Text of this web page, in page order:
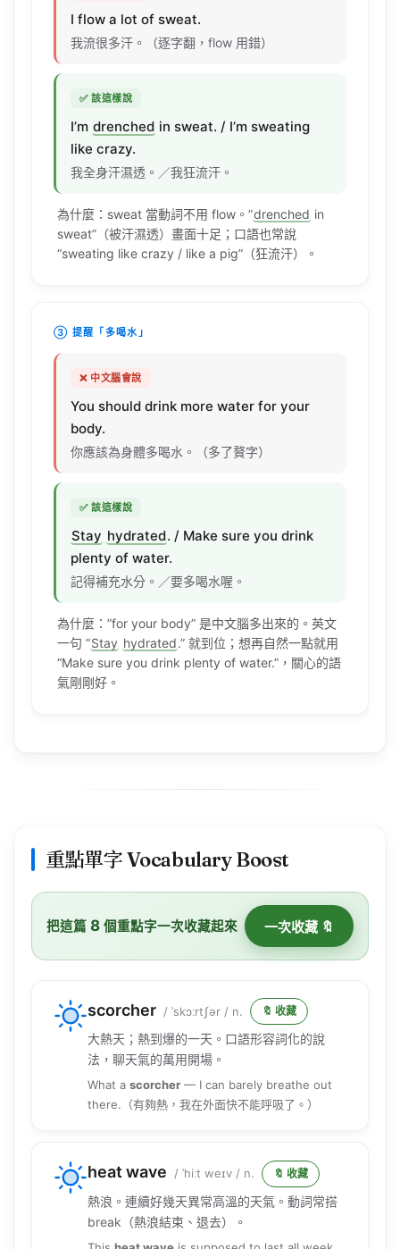
I flow a lot of sweat.
我流很多汗。（逐字翻， flow 用錯）
✅ 該這樣說
I’m drenched in sweat. / I’m sweating
like crazy.
我全身汗濕透。／我狂流汗。
為什麼： sweat 當動詞不用 flow 。”drenched in
sweat”（被汗濕透）畫面十足；口語也常說
“sweating like crazy / like a pig”（狂流汗）。
③ 提醒「多喝水」
❌ 中文腦會說
You should drink more water for your
body.
你應該為身體多喝水。（多了贅字）
✅ 該這樣說
Stay hydrated. / Make sure you drink
plenty of water.
記得補充水分。／要多喝水喔。
為什麼：”for your body” 是中文腦多出來的。英文
一句 “Stay hydrated.” 就到位；想再自然一點就用
“Make sure you drink plenty of water.”，關心的語
氣剛剛好。
重點單字 Vocabulary Boost
把這篇 8 個重點字一次收藏起來 一次收藏 🔖
scorcher / ˈskɔːrtʃər / n. 🔖 收藏
大熱天；熱到爆的一天。口語形容詞化的說
法，聊天氣的萬用開場。
What a scorcher — I can barely breathe out
there.（有夠熱，我在外面快不能呼吸了。）
heat wave / ˈhiːt weɪv / n. 🔖 收藏
熱浪。連續好幾天異常高溫的天氣。動詞常搭
break（熱浪結束、退去）。